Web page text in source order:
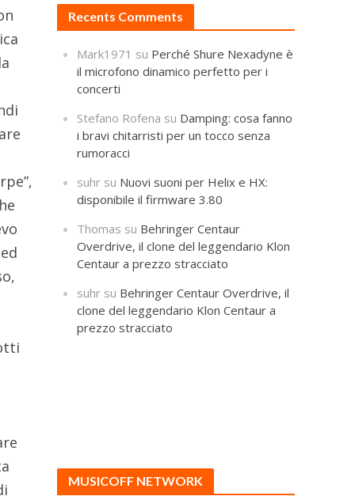
Recents Comments
Mark1971 su Perché Shure Nexadyne è
il microfono dinamico perfetto per i
concerti
Stefano Rofena su Damping: cosa fanno
i bravi chitarristi per un tocco senza
rumoracci
suhr su Nuovi suoni per Helix e HX:
disponibile il firmware 3.80
Thomas su Behringer Centaur
Overdrive, il clone del leggendario Klon
Centaur a prezzo stracciato
suhr su Behringer Centaur Overdrive, il
clone del leggendario Klon Centaur a
prezzo stracciato
MUSICOFF NETWORK